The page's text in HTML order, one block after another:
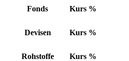
Fonds Kurs %
Devisen Kurs %
Rohstoffe Kurs %